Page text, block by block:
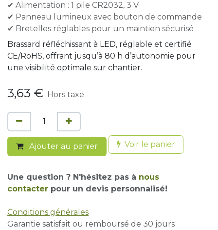
✔ Alimentation : 1 pile CR2032, 3 V
✔ Panneau lumineux avec bouton de commande
✔ Bretelles réglables pour un maintien sécurisé
Brassard réfléchissant à LED, réglable et certifié
CE/RoHS, offrant jusqu’à 80 h d’autonomie pour
une visibilité optimale sur chantier.
3,63 € Hors taxe
Ajouter au panier Voir le panier
Une question ? N'hésitez pas à nous
contacter pour un devis personnalisé!
Conditions générales
Garantie satisfait ou remboursé de 30 jours